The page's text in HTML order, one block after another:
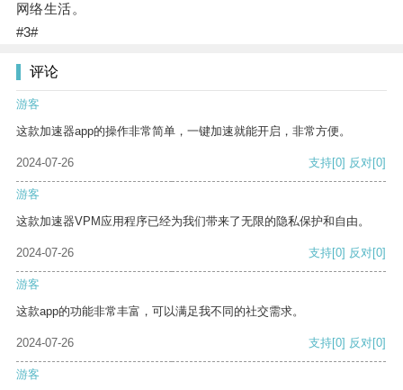
网络生活。
#3#
评论
游客
这款加速器app的操作非常简单，一键加速就能开启，非常方便。
2024-07-26 支持[0] 反对[0]
游客
这款加速器VPM应用程序已经为我们带来了无限的隐私保护和自由。
2024-07-26 支持[0] 反对[0]
游客
这款app的功能非常丰富，可以满足我不同的社交需求。
2024-07-26 支持[0] 反对[0]
游客